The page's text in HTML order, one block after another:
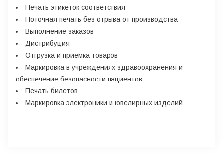
Печать этикеток соответствия
Поточная печать без отрыва от производства
Выполнение заказов
Дистрибуция
Отгрузка и приемка товаров
Маркировка в учреждениях здравоохранения и
обеспечение безопасности пациентов
Печать билетов
Маркировка электроники и ювелирных изделий